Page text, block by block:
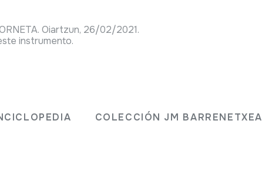
COLECCIÓN JM BARRENETXEA
Oiartzun, 26/02/2021.
instrumento.